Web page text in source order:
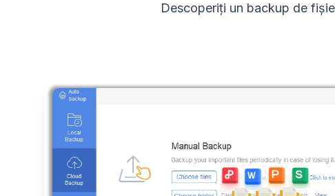
Descoperiți un backup de